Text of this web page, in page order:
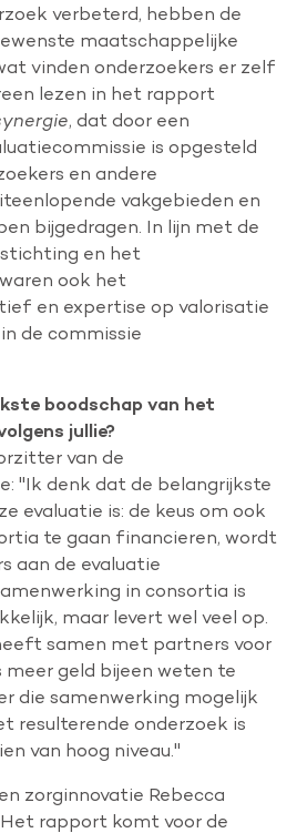
verbeterd, hebben de
maatschappelijke
vinden onderzoekers er zelf
lezen in het rapport
, dat door een
is opgesteld
en andere
vakgebieden en
bijgedragen. In lijn met de
en het
ook het
en expertise op valorisatie
de commissie
boodschap van het
jullie?
van de
"Ik denk dat de belangrijkste
evaluatie is: de keus om ook
te gaan financieren, wordt
aan de evaluatie
in consortia is
maar levert wel veel op.
samen met partners voor
meer geld bijeen weten te
die samenwerking mogelijk
resulterende onderzoek is
van hoog niveau."
zorginnovatie Rebecca
rapport komt voor de